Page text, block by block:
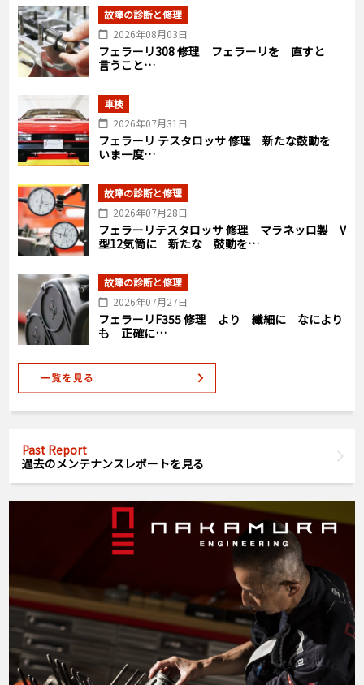
故障の診断と修理
2026年08月03日
フェラーリ308 修理 フェラーリを 直すと
言うこと…
車検
2026年07月31日
フェラーリ テスタロッサ 修理 新たな鼓動を
いま一度…
故障の診断と修理
2026年07月28日
フェラーリテスタロッサ 修理 マラネッロ製 V
型12気筒に 新たな 鼓動を…
故障の診断と修理
2026年07月27日
フェラーリF355 修理 より 繊細に なにより
も 正確に…
Past Report
過去のメンテナンスレポートを見る